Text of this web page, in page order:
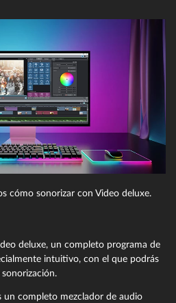
cómo sonorizar con Video deluxe.
deluxe, un completo programa de
intuitivo, con el que podrás
un completo mezclador de audio